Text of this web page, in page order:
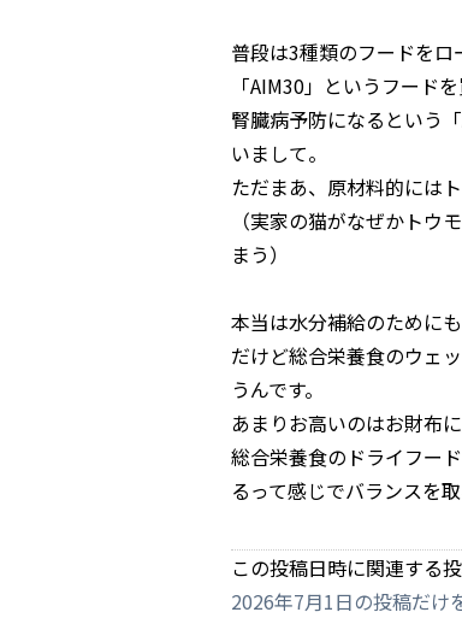
普段は3種類のフードをロ
「AIM30」というフード
腎臓病予防になるという
いまして。
ただまあ、原材料的には
（実家の猫がなぜかトウ
まう）
本当は水分補給のために
だけど総合栄養食のウェ
うんです。
あまりお高いのはお財布
総合栄養食のドライフー
るって感じでバランスを取
この投稿日時に関連する投
2026年7月1日の投稿だけ